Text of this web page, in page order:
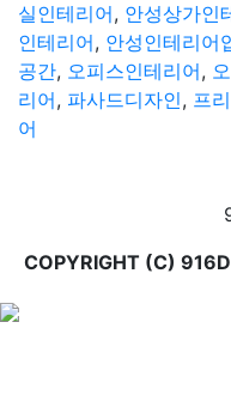
실인테리어, 안성상가인
인테리어, 안성인테리어
공간, 오피스인테리어,
리어, 파사드디자인, 프
어
COPYRIGHT (C)